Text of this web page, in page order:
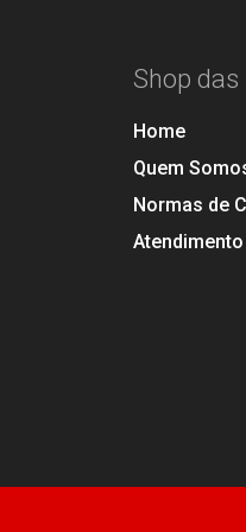
Shop
Home
Quem
Normas de
Atendimento